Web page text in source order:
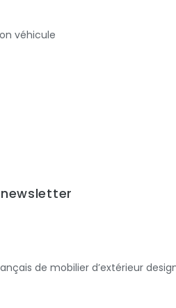
véhicule
de mobilier d’extérieur